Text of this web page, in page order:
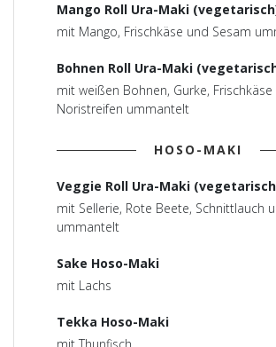
Mango Roll Ura-Maki
mit Mango, Frischkäse und Sesam
Bohnen Roll Ura-Maki
mit weißen Bohnen, Gurke, Frischkäse
Noristreifen ummantelt
HOSO-MAKI
Veggie Roll Ura-Maki
mit Sellerie, Rote Beete, Schnittlauch
ummantelt
Sake Hoso-Maki
mit Lachs
Tekka Hoso-Maki